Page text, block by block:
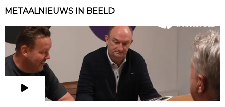
METAALNIEUWS IN BEELD